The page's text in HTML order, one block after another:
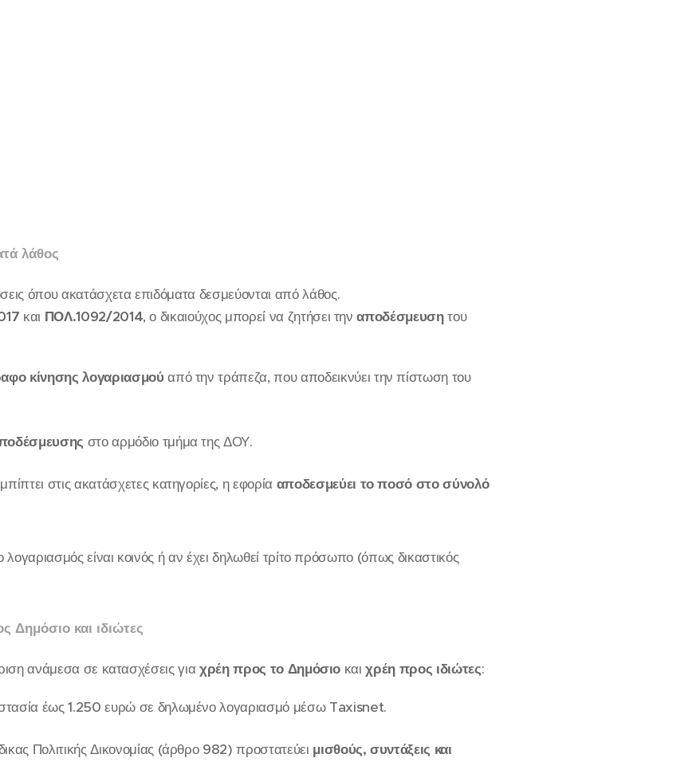
λάθος
όπου ακατάσχετα επιδόματα δεσμεύονται από λάθος.
και ΠΟΛ.1092/2014, ο δικαιούχος μπορεί να ζητήσει τηναποδέσμευσητου
κίνησης λογαριασμούαπό την τράπεζα, που αποδεικνύει την πίστωση του
στο αρμόδιο τμήμα της ΔΟΥ.
στις ακατάσχετες κατηγορίες, η εφορία αποδεσμεύει το ποσό στο σύνολό
λογαριασμός είναι κοινός ή αν έχει δηλωθεί τρίτο πρόσωπο (όπως δικαστικός
Δημόσιο και ιδιώτες
ανάμεσα σε κατασχέσεις γιαχρέη προς το Δημόσιο καιχρέη προς ιδιώτες:
έως 1.250 ευρώ σε δηλωμένο λογαριασμό μέσω Taxisnet.
Πολιτικής Δικονομίας (άρθρο 982) προστατεύει μισθούς, συντάξεις και